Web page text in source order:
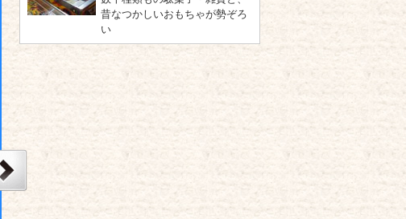
昔なつかしいおもちゃが勢ぞろ
い